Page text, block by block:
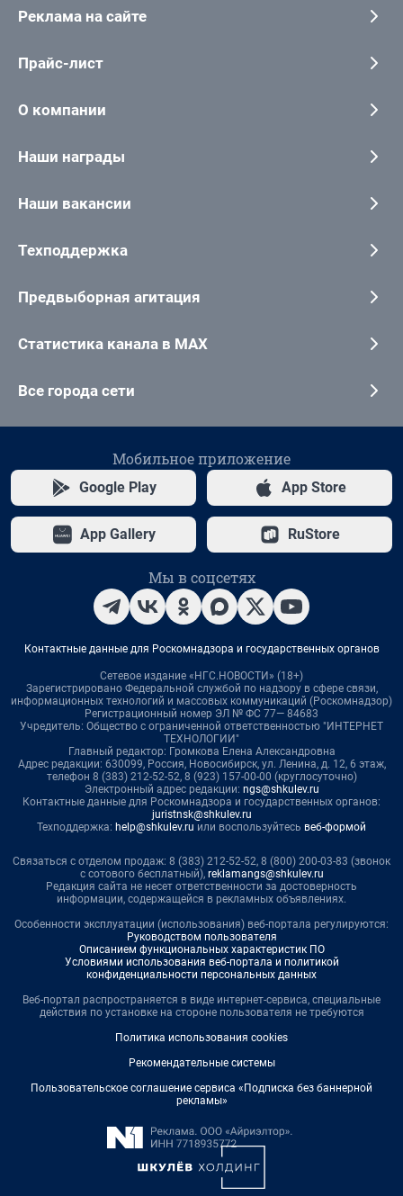
Реклама на сайте
Прайс-лист
О компании
Наши награды
Наши вакансии
Техподдержка
Предвыборная агитация
Статистика канала в MAX
Все города сети
Мобильное приложение
Google Play App Store
App Gallery RuStore
Мы в соцсетях
Контактные данные для Роскомнадзора и государственных органов
Сетевое издание «НГС.НОВОСТИ» (18+)
Зарегистрировано Федеральной службой по надзору в сфере связи,
информационных технологий и массовых коммуникаций (Роскомнадзор)
Регистрационный номер ЭЛ № ФС 77— 84683
Учредитель: Общество с ограниченной ответственностью "ИНТЕРНЕТ
ТЕХНОЛОГИИ"
Главный редактор: Громкова Елена Александровна
Адрес редакции: 630099, Россия, Новосибирск, ул. Ленина, д. 12, 6 этаж,
телефон 8 (383) 212-52-52, 8 (923) 157-00-00 (круглосуточно)
Электронный адрес редакции: ngs@shkulev.ru
Контактные данные для Роскомнадзора и государственных органов:
juristnsk@shkulev.ru
Техподдержка: help@shkulev.ru или воспользуйтесь веб-формой
Связаться с отделом продаж: 8 (383) 212-52-52, 8 (800) 200-03-83 (звонок
с сотового бесплатный), reklamangs@shkulev.ru
Редакция сайта не несет ответственности за достоверность
информации, содержащейся в рекламных объявлениях.
Особенности эксплуатации (использования) веб-портала регулируются:
Руководством пользователя
Описанием функциональных характеристик ПО
Условиями использования веб-портала и политикой
конфиденциальности персональных данных
Веб-портал распространяется в виде интернет-сервиса, специальные
действия по установке на стороне пользователя не требуются
Политика использования cookies
Рекомендательные системы
Пользовательское соглашение сервиса «Подписка без баннерной
рекламы»